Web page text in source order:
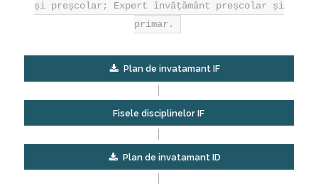
și preșcolar; Expert învățământ preșcolar și
primar.
Plan de invatamant IF
Fisele disciplinelor IF
Plan de invatamant ID